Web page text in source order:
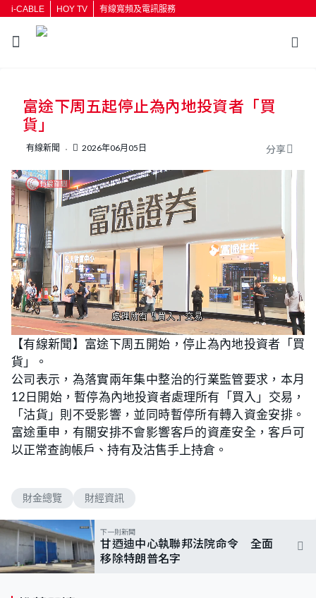
i-CABLE HOY TV 有線寬頻及電訊服務
按輸入鍵開始搜尋
富途下周五起停止為內地投資者「買
貨」
有線新聞 2026年06月05日 分享
U
n
m
L
o
a
d
:
8
1
.
8
2
%
【有線新聞】富途下周五開始，停止為內地投資者「買
貨」。
公司表示，為落實兩年集中整治的行業監管要求，本月
12日開始，暫停為內地投資者處理所有「買入」交易，
「沽貨」則不受影響，並同時暫停所有轉入資金安排。
富途重申，有關安排不會影響客戶的資產安全，客戶可
以正常查詢帳戶、持有及沽售手上持倉。
財金總覽 財經資訊
下一則新聞
甘迺迪中心執聯邦法院命令 全面
移除特朗普名字